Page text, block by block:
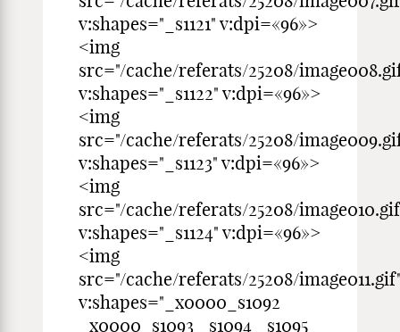
v:shapes="_s1121" v:dpi=«96»>
<img
src="/cache/referats/25208/
v:shapes="_s1122" v:dpi=«96»>
<img
src="/cache/referats/25208/
v:shapes="_s1123" v:dpi=«96»>
<img
src="/cache/referats/25208/
v:shapes="_s1124" v:dpi=«96»>
<img
src="/cache/referats/25208/
v:shapes="_x0000_s1092
_x0000_s1093 _s1094 _s1095